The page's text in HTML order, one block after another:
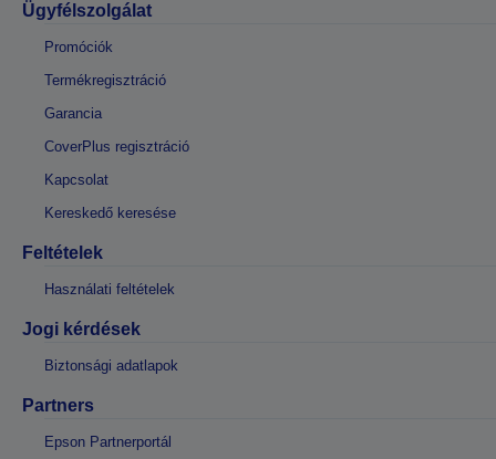
Ügyfélszolgálat
Promóciók
Termékregisztráció
Garancia
CoverPlus regisztráció
Kapcsolat
Kereskedő keresése
Feltételek
Használati feltételek
Jogi kérdések
Biztonsági adatlapok
Partners
Epson Partnerportál